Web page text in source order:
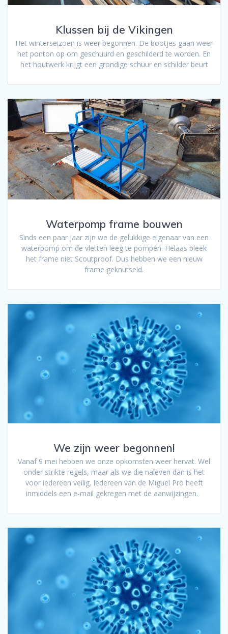
Klussen bij de Vikingen
Het winterseizoen is weer begonnen. De bootjes gaan weer
het ponton op om geschuurd en geschilderd te worden. En
het houtwerk krijgt een grondige schuur en schilder beurt
Waterpomp frame bouwen
Sinds een paar jaar zijn we de gelukkige eigenaar van een
waterpomp om de vletten leeg te pompen. Helaas bleek
het frame niet Scoutproof. Dus hebben we een nieuw
frame geknutseld.
We zijn weer begonnen!
Vanaf 9 mei hebben we onze opkomsten weer hervat. Wel
onder strikte regels, maar als we die naleven dan is het
voor iedereen veilig. Iedereen van de Miguel Pro heeft
inmiddels een e-mail gekregen met de aanwijzingen.